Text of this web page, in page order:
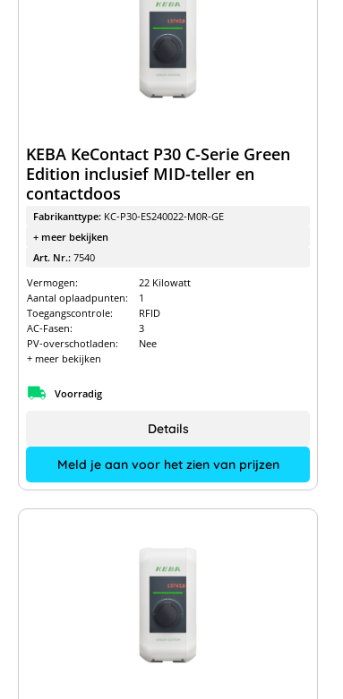
KEBA KeContact P30 C-Serie Green
Edition inclusief MID-teller en
contactdoos
Fabrikanttype: KC-P30-ES240022-M0R-GE
+ meer bekijken
Art. Nr.: 7540
Vermogen:
22 Kilowatt
Aantal oplaadpunten:
1
Toegangscontrole:
RFID
AC-Fasen:
3
PV-overschotladen:
Nee
+ meer bekijken
Voorradig
Meld je aan voor het zien van prijzen
Details